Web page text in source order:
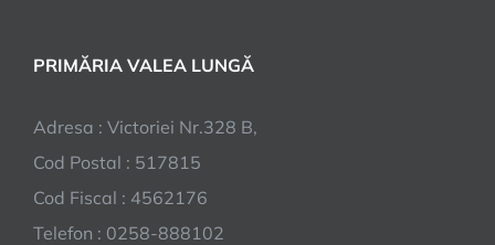
PRIMĂRIA VALEA LUNGĂ
Adresa : Victoriei Nr.328 B,
Cod Postal : 517815
Cod Fiscal : 4562176
Telefon : 0258-888102